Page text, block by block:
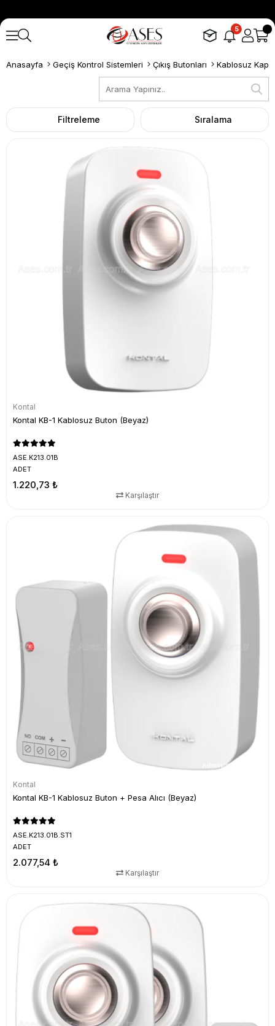
5
Anasayfa Geçiş Kontrol Sistemleri Çıkış Butonları Kablosuz Kapı
Filtreleme Sıralama
Kontal
Kontal KB-1 Kablosuz Buton (Beyaz)
ASE.K213.01B
ADET
1.220,73 ₺
Karşılaştır
Kontal
Kontal KB-1 Kablosuz Buton + Pesa Alıcı (Beyaz)
ASE.K213.01B.ST1
ADET
2.077,54 ₺
Karşılaştır